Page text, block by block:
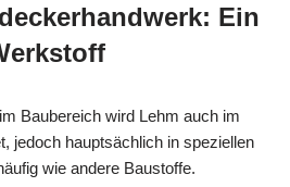
Ein
Baubereich wird Lehm auch im
jedoch hauptsächlich in speziellen
wie andere Baustoffe.